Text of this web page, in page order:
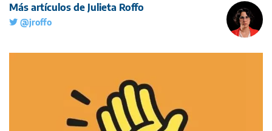
Más artículos de Julieta Roffo
@jroffo